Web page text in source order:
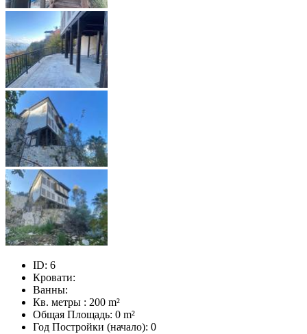
ID: 6
Кровати:
Ванны:
Кв. метры : 200 m²
Общая Площадь: 0 m²
Год Постройки (начало): 0